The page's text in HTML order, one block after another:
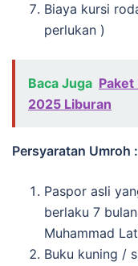
Biaya kursi
perlukan )
Baca Juga
2025 Liburan
Persyaratan Umroh :
Paspor asli
berlaku 7
Muhammad
Buku kuning /